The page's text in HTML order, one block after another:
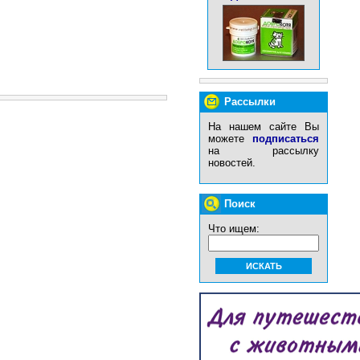
Рассылки
На нашем сайте Вы
можете подписаться
на рассылку
новостей.
Поиск
Что ищем: